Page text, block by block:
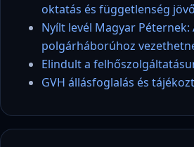
oktatás és függetlenség
Nyílt levél Magyar Péternek:
polgárháborúhoz
Elindult a
GVH állásfoglalás és